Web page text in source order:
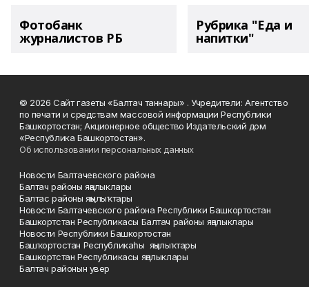
Фотобанк
журналистов РБ
Рубрика "Еда и
напитки"
© 2026 Сайт газеты «Балтач таннары» . Учредители: Агентство
по печати и средствам массовой информации Республики
Башкортостан; Акционерное общество Издательский дом
«Республика Башкортостан».
Об использовании персональных данных
Новости Балтачевского района
Балтач районы яңалыклары
Балтас районы яңылыҡтары
Новости Балтачевского района Республики Башкортостан
Башкортстан Республикасы Балтач районы яңалыклары
Новости Республики Башкортостан
Башҡортостан Республикаһы яңылыҡтары
Башкортстан Республикасы яңалыклары
Балтач районын увер